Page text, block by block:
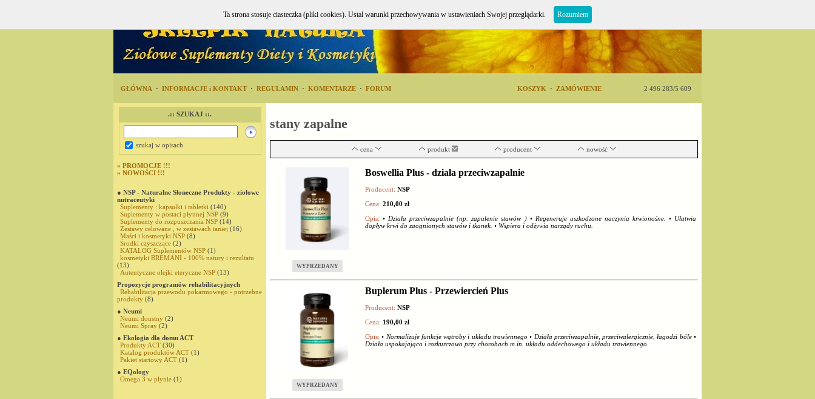
GŁÓWNA · INFORMACJE i KONTAKT · REGULAMIN · KOMENTARZE · FORUM KOSZYK · ZAMÓWIENIE 2 496 283/5 609
.:: SZUKAJ ::.
szukaj w opisach
» PROMOCJE !!!
» NOWOŚCI !!!
● NSP - Naturalne Słoneczne Produkty - ziołowe
nutraceutyki
Suplementy : kapsułki i tabletki (140)
Suplementy w postaci płynnej NSP (9)
Suplementy do rozpuszczania NSP (14)
Zestawy celowane , w zestawach taniej (16)
Maści i kosmetyki NSP (8)
Środki czyszczące (2)
KATALOG Suplementów NSP (1)
kosmetyki BREMANI - 100% natury i rezultatu
(13)
Autentyczne olejki eteryczne NSP (13)
Propozycje programów rehabilitacyjnych
Rehabilitacja przewodu pokarmowego - potrzebne
produkty (8)
● Neumi
Neumi doustny (2)
Neumi Spray (2)
● Ekologia dla domu ACT
Produkty ACT (30)
Katalog produktów ACT (1)
Pakiet startowy ACT (1)
● EQology
Omega 3 w płynie (1)
stany zapalne
cena produkt producent nowość
WYPRZEDANY
Boswellia Plus - działa przeciwzapalnie
Producent: NSP
Cena: 210,00 zł
Opis: • Działa przeciwzapalnie (np. zapalenie stawów ) • Regeneruje uszkodzone naczynia krwionośne. • Ułatwia
dopływ krwi do zaognionych stawów i tkanek. • Wspiera i odżywia narządy ruchu.
WYPRZEDANY
Buplerum Plus - Przewiercień Plus
Producent: NSP
Cena: 190,00 zł
Opis: • Normalizuje funkcje wątroby i układu trawiennego • Działa przeciwzapalnie, przeciwalergicznie, łagodzi bóle •
Działa uspokajająco i rozkurczowo przy chorobach m.in. układu oddechowego i układu trawiennego
Ta strona stosuje ciasteczka (pliki cookies). Ustal warunki przechowywania w ustawieniach Swojej przeglądarki. Rozumiem